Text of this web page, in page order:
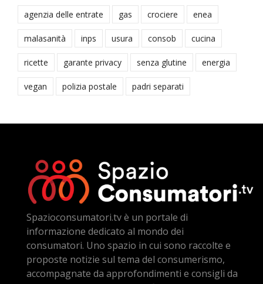
agenzia delle entrate gas crociere enea
malasanità inps usura consob cucina
ricette garante privacy senza glutine energia
vegan polizia postale padri separati
Spazioconsumatori.tv è un portale di
informazione dedicato al mondo dei
consumatori. Uno spazio in cui sono raccolte e
proposte notizie sul tema del consumerismo,
accompagnate da approfondimenti e consigli da